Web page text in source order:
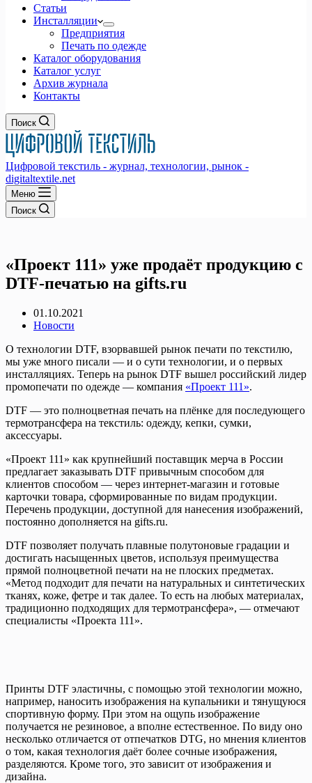
Статьи
Инсталляции
Предприятия
Печать по одежде
Каталог оборудования
Каталог услуг
Архив журнала
Контакты
Поиск
Цифровой текстиль - журнал, технологии, рынок -
digitaltextile.net
Меню
Поиск
«Проект 111» уже продаёт продукцию с
DTF-печатью на gifts.ru
01.10.2021
Новости
О технологии DTF, взорвавшей рынок печати по текстилю,
мы уже много писали — и о сути технологии, и о первых
инсталляциях. Теперь на рынок DTF вышел российский лидер
промопечати по одежде — компания «Проект 111».
DTF — это полноцветная печать на плёнке для последующего
термотрансфера на текстиль: одежду, кепки, сумки,
аксессуары.
«Проект 111» как крупнейший поставщик мерча в России
предлагает заказывать DTF привычным способом для
клиентов способом — через интернет-магазин и готовые
карточки товара, сформированные по видам продукции.
Перечень продукции, доступной для нанесения изображений,
постоянно дополняется на gifts.ru.
DTF позволяет получать плавные полутоновые градации и
достигать насыщенных цветов, используя преимущества
прямой полноцветной печати на не плоских предметах.
«Метод подходит для печати на натуральных и синтетических
тканях, коже, фетре и так далее. То есть на любых материалах,
традиционно подходящих для термотрансфера», — отмечают
специалисты «Проекта 111».
Принты DTF эластичны, с помощью этой технологии можно,
например, наносить изображения на купальники и тянущуюся
спортивную форму. При этом на ощупь изображение
получается не резиновое, а вполне естественное. По виду оно
несколько отличается от отпечатков DTG, но мнения клиентов
о том, какая технология даёт более сочные изображения,
разделяются. Кроме того, это зависит от изображения и
дизайна.